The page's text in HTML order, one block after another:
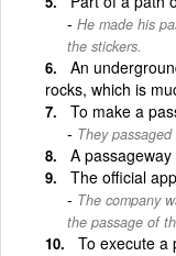
He made his
the stickers.
An
rocks, which is
To make a
They
A
The official
The company
the passage of
To execute a